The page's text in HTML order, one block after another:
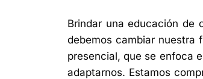
Brindar una educación de
debemos cambiar nuestra
presencial, que se enfoca
adaptarnos. Estamos